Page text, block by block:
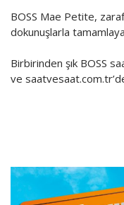
BOSS Mae Petite,
dokunuşlarla
Birbirinden şık BOSS
ve